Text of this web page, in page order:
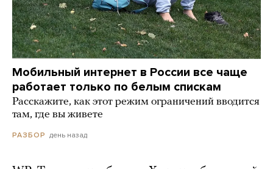
Мобильный интернет в России все чаще
работает только по белым спискам
Расскажите, как этот режим ограничений вводится
там, где вы живете
РАЗБОР день назад